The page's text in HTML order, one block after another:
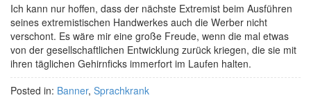
Ich kann nur hoffen, dass der nächste Extremist beim Ausführen
seines extremistischen Handwerkes auch die Werber nicht
verschont. Es wäre mir eine große Freude, wenn die mal etwas
von der gesellschaftlichen Entwicklung zurück kriegen, die sie mit
ihren täglichen Gehirnficks immerfort im Laufen halten.
Posted in: Banner, Sprachkrank